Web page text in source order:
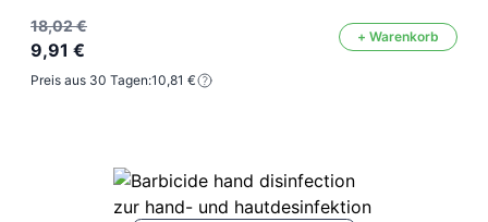
18,02 €
9,91 €
+ Warenkorb
Preis aus 30 Tagen:10,81 €